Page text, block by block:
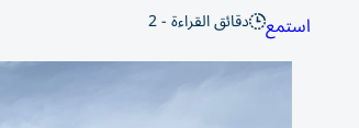
استمع دقائق القراءة - 2